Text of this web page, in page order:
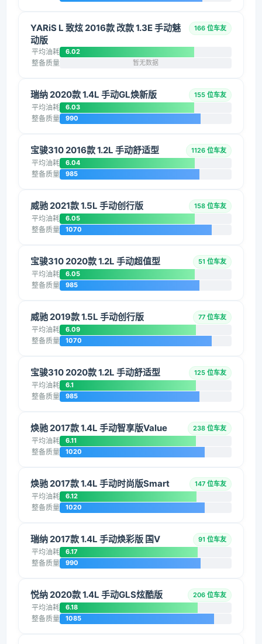
YARiS L 致炫 2016款 改款 1.3E 手动魅
动版
166 位车友
平均油耗 6.02
整备质量 暂无数据
瑞纳 2020款 1.4L 手动GL焕新版 155 位车友
平均油耗 6.03
整备质量 990
宝骏310 2016款 1.2L 手动舒适型 1126 位车友
平均油耗 6.04
整备质量 985
威驰 2021款 1.5L 手动创行版 158 位车友
平均油耗 6.05
整备质量 1070
宝骏310 2020款 1.2L 手动超值型 51 位车友
平均油耗 6.05
整备质量 985
威驰 2019款 1.5L 手动创行版 77 位车友
平均油耗 6.09
整备质量 1070
宝骏310 2020款 1.2L 手动舒适型 125 位车友
平均油耗 6.1
整备质量 985
焕驰 2017款 1.4L 手动智享版Value 238 位车友
平均油耗 6.11
整备质量 1020
焕驰 2017款 1.4L 手动时尚版Smart 147 位车友
平均油耗 6.12
整备质量 1020
瑞纳 2017款 1.4L 手动焕彩版 国V 91 位车友
平均油耗 6.17
整备质量 990
悦纳 2020款 1.4L 手动GLS炫酷版 206 位车友
平均油耗 6.18
整备质量 1085